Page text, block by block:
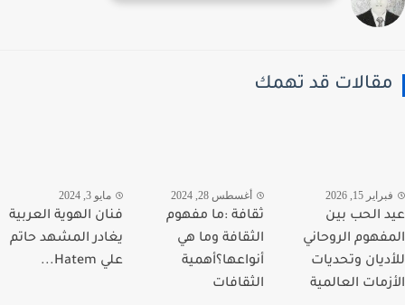
قد تهمك
15, 2026
الحب بين
الروحاني
وتحديات
العالمية
أغسطس 28, 2024
ثقافة :ما مفهوم
الثقافة وما هي
أنواعها؟أهمية
الثقافات
مايو 3, 2024
فنان الهوية العربية
يغادر المشهد حاتم
علي Hatem...